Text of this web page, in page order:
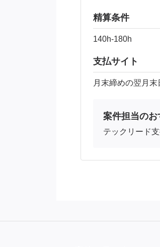
精算条件
140h-180h
支払サイト
月末締めの翌月末
案件担当のお
テックリード